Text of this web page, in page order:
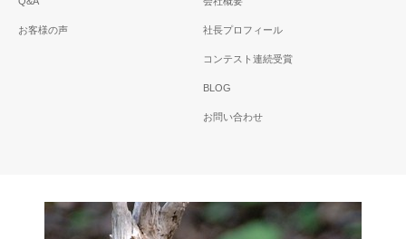
お客様の声 社長プロフィール
コンテスト連続受賞
BLOG
お問い合わせ